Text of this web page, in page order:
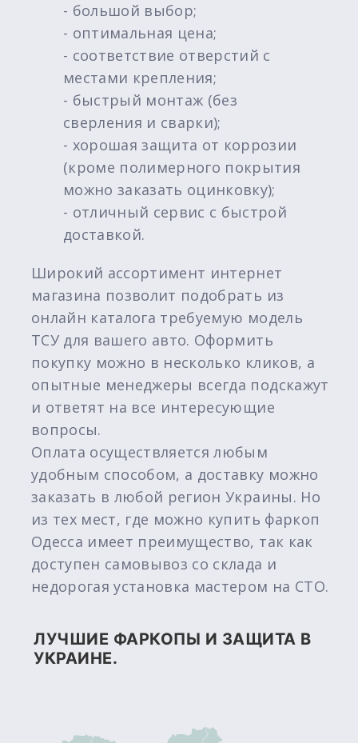
- большой выбор;
- оптимальная цена;
- соответствие отверстий с
местами крепления;
- быстрый монтаж (без
сверления и сварки);
- хорошая защита от коррозии
(кроме полимерного покрытия
можно заказать оцинковку);
- отличный сервис с быстрой
доставкой.
Широкий ассортимент интернет
магазина позволит подобрать из
онлайн каталога требуемую модель
ТСУ для вашего авто. Оформить
покупку можно в несколько кликов, а
опытные менеджеры всегда подскажут
и ответят на все интересующие
вопросы.
Оплата осуществляется любым
удобным способом, а доставку можно
заказать в любой регион Украины. Но
из тех мест, где можно купить фаркоп
Одесса имеет преимущество, так как
доступен самовывоз со склада и
недорогая установка мастером на СТО.
ЛУЧШИЕ ФАРКОПЫ И ЗАЩИТА В
УКРАИНЕ.